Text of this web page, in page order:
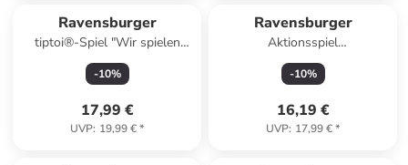
Ravensburger
tiptoi®-Spiel "Wir spielen
Schule '22" - ab 5 Jahren
-10%
17,99 €
UVP: 19,99 €*
Ravensburger
Aktionsspiel
"Stapelmännchen" - ab 5
Jahren
-10%
16,19 €
UVP: 17,99 €*